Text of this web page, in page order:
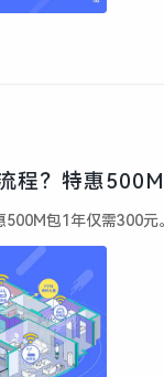
程？特惠
包1年仅需300元